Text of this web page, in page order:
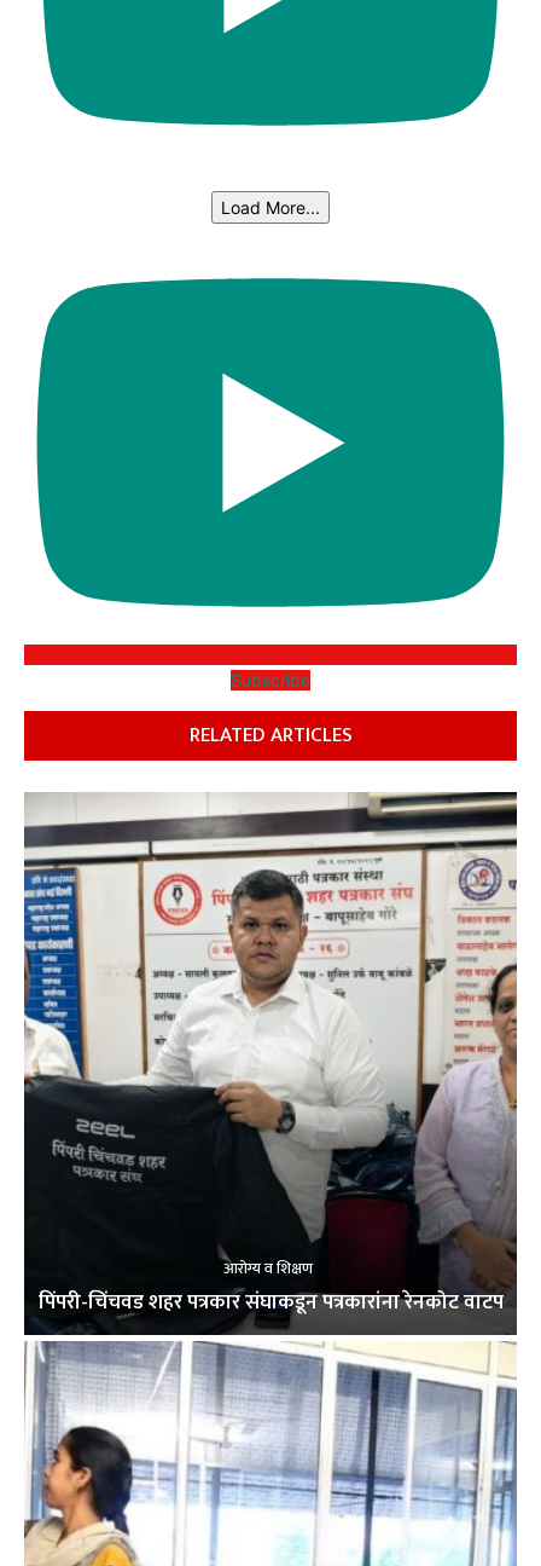
Load More...
Subscribe
RELATED ARTICLES
आरोग्य व शिक्षण
पिंपरी-चिंचवड शहर पत्रकार संघाकडून पत्रकारांना रेनकोट वाटप